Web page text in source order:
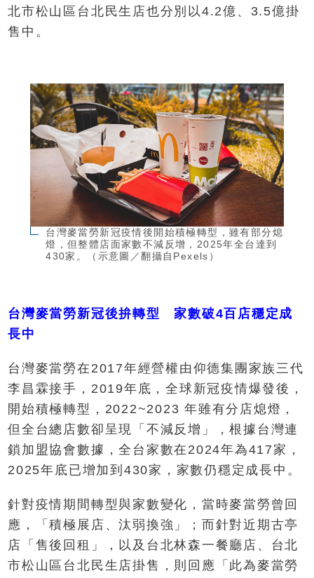
北市松山區台北民生店也分別以4.2億、3.5億掛
售中。
台灣麥當勞新冠疫情後開始積極轉型，雖有部分熄
燈，但整體店面家數不減反增，2025年全台達到
430家。（示意圖／翻攝自Pexels）
台灣麥當勞新冠後拚轉型 家數破4百店穩定成
長中
台灣麥當勞在2017年經營權由仰德集團家族三代
李昌霖接手，2019年底，全球新冠疫情爆發後，
開始積極轉型，2022~2023 年雖有分店熄燈，
但全台總店數卻呈現「不減反增」，根據台灣連
鎖加盟協會數據，全台家數在2024年為417家，
2025年底已增加到430家，家數仍穩定成長中。
針對疫情期間轉型與家數變化，當時麥當勞曾回
應，「積極展店、汰弱換強」；而針對近期古亭
店「售後回租」，以及台北林森一餐廳店、台北
市松山區台北民生店掛售，則回應「此為麥當勞